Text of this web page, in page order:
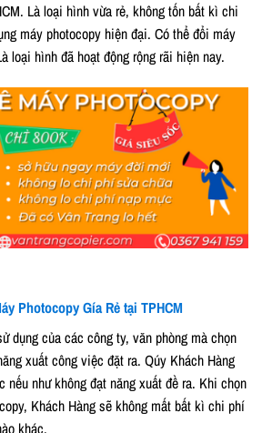
Là loại hình vừa rẻ, không tốn bất kì chi
máy photocopy hiện đại. Có thể đổi máy
loại hình đã hoạt động rộng rãi hiện nay.
Photocopy Gía Rẻ tại TPHCM
dụng của các công ty, văn phòng mà chọn
xuất công việc đặt ra. Qúy Khách Hàng
nếu như không đạt năng xuất đề ra. Khi chọn
Khách Hàng sẽ không mất bất kì chi phí
khác.